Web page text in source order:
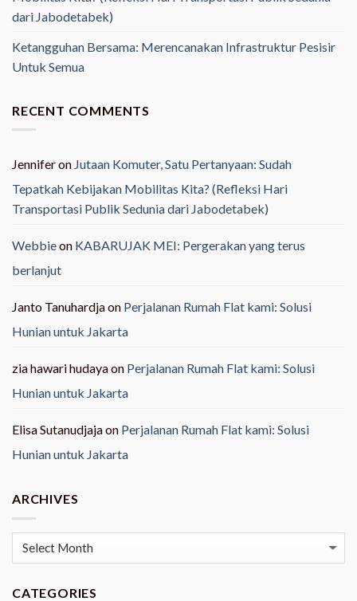
dari Jabodetabek)
Ketangguhan Bersama: Merencanakan Infrastruktur Pesisir
Untuk Semua
RECENT COMMENTS
Jenniferon Jutaan Komuter, Satu Pertanyaan: Sudah
Tepatkah Kebijakan Mobilitas Kita? (Refleksi Hari
Transportasi Publik Sedunia dari Jabodetabek)
Webbieon KABARUJAK MEI: Pergerakan yang terus
berlanjut
Janto Tanuhardjaon Perjalanan Rumah Flat kami: Solusi
Hunian untuk Jakarta
zia hawari hudayaon Perjalanan Rumah Flat kami: Solusi
Hunian untuk Jakarta
Elisa Sutanudjajaon Perjalanan Rumah Flat kami: Solusi
Hunian untuk Jakarta
ARCHIVES
Archives
CATEGORIES